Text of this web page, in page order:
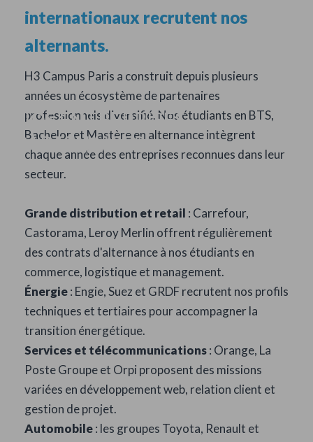
NOS ENTREPRISES
PARTENAIRES
internationaux recrutent nos
alternants.
H3 Campus Paris a construit depuis plusieurs
années un écosystème de partenaires
professionnels diversifié. Nos étudiants en BTS,
Bachelor et Mastère en alternance intègrent
chaque année des entreprises reconnues dans leur
secteur.
Grande distribution et retail : Carrefour,
Castorama, Leroy Merlin offrent régulièrement
des contrats d'alternance à nos étudiants en
commerce, logistique et management.
Énergie: Engie, Suez et GRDF recrutent nos profils
techniques et tertiaires pour accompagner la
transition énergétique.
Services et télécommunications: Orange, La
Poste Groupe et Orpi proposent des missions
variées en développement web, relation client et
gestion de projet.
Automobile: les groupes Toyota, Renault et